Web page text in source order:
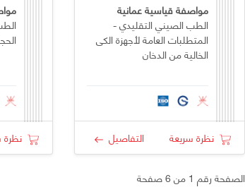
مواصفة قياسية عمانية
الطب الصيني التقليدي -
المتطلبات العامة لأجهزة الكى
الخالية من الدخان
نظرة سريعة التفاصيل نظرة
الصفحة رقم 1 من 6 صفحة